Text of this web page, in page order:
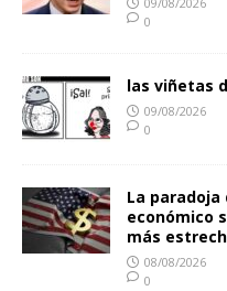
0
las viñetas
09/08/2026
0
La paradoja
económico
más
08/08/2026
0